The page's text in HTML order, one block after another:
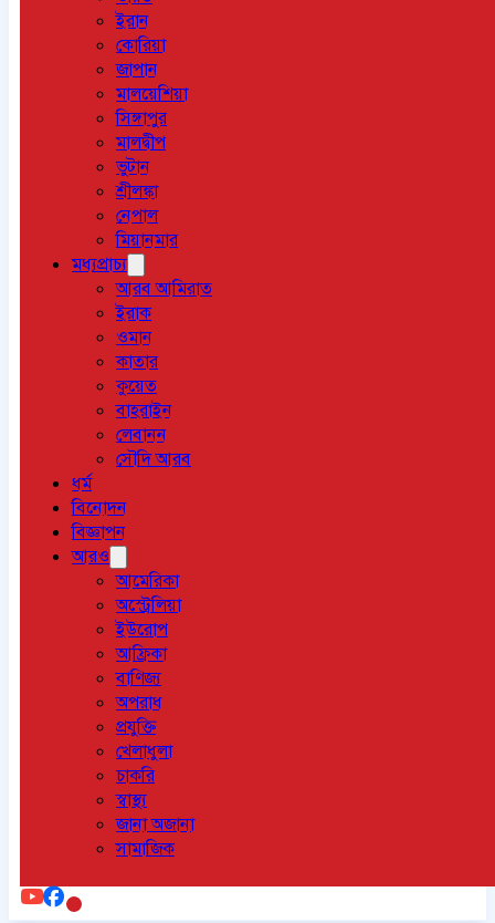
ইরান
কোরিয়া
জাপান
মালয়েশিয়া
সিঙ্গাপুর
মালদ্বীপ
ভুটান
শ্রীলঙ্কা
নেপাল
মিয়ানমার
মধ্যপ্রাচ্য
আরব আমিরাত
ইরাক
ওমান
কাতার
কুয়েত
বাহরাইন
লেবানন
সৌদি আরব
ধর্ম
বিনোদন
বিজ্ঞাপন
আরও
আমেরিকা
অস্ট্রেলিয়া
ইউরোপ
আফ্রিকা
বাণিজ্য
অপরাধ
প্রযুক্তি
খেলাধুলা
চাকরি
স্বাস্থ্য
জানা অজানা
সামাজিক